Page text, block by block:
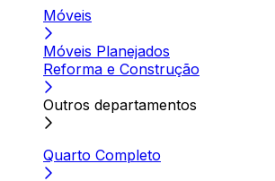
Móveis
Móveis Planejados
Reforma e Construção
Outros departamentos
Quarto Completo